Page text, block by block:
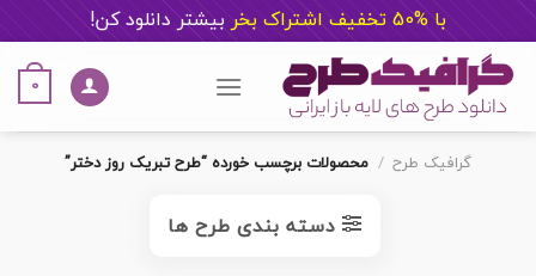
با %50 تخفیف اشتراک بخر بیشتر دانلود کن!
content
0
گرافیک طرح / محصولات برچسب خورده “طرح تبریک روز دختر”
دسته بندی طرح ها